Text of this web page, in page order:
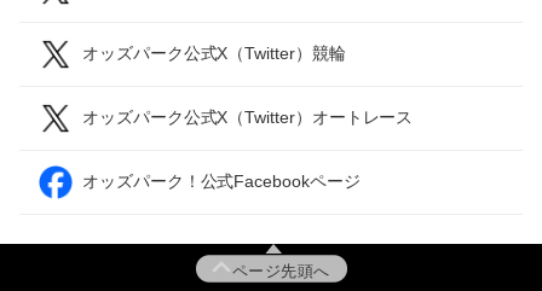
オッズパーク公式X（Twitter）競輪
オッズパーク公式X（Twitter）オートレース
オッズパーク！公式Facebookページ
ページ先頭へ